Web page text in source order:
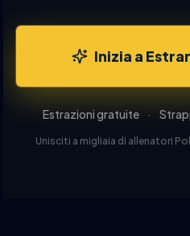
Inizia a
Estrazioni gratuite ·
Unisciti a migliaia di allenatori